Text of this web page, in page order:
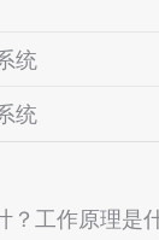
统
统
？工作原理是